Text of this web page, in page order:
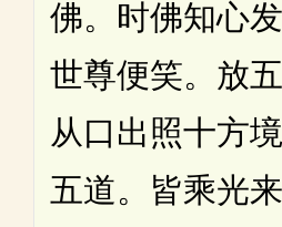
佛。时佛知心发
世尊便笑。放
从口出照十方
五道。皆乘光